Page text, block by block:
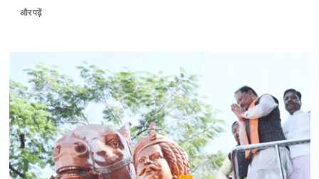
में
और पढ़ेंछत्तीसगढ़
संस्कृति
को
नई
उड़ान:
टेकस्टार्स
स्टार्टअप
वीकेंड
का
सफल
आयोजन,